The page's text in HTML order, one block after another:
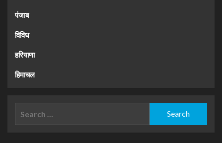
पंजाब
विविध
हरियाणा
हिमाचल